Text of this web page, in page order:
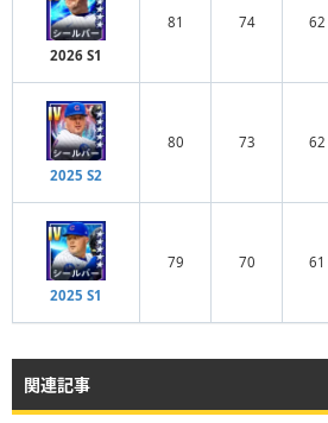
2026 S1
81 74 62
2025 S2
80 73 62
2025 S1
79 70 61
関連記事